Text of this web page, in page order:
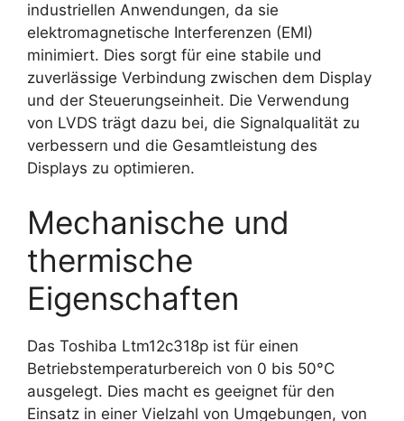
industriellen Anwendungen, da sie
elektromagnetische Interferenzen (EMI)
minimiert. Dies sorgt für eine stabile und
zuverlässige Verbindung zwischen dem Display
und der Steuerungseinheit. Die Verwendung
von LVDS trägt dazu bei, die Signalqualität zu
verbessern und die Gesamtleistung des
Displays zu optimieren.
Mechanische und
thermische
Eigenschaften
Das Toshiba Ltm12c318p ist für einen
Betriebstemperaturbereich von 0 bis 50°C
ausgelegt. Dies macht es geeignet für den
Einsatz in einer Vielzahl von Umgebungen, von